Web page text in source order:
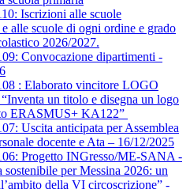
Iscrizioni alle scuole
alle scuole di ogni ordine e grado
2026/2027.
Convocazione dipartimenti -
: Elaborato vincitore LOGO
un titolo e disegna un logo
ERASMUS+ KA122”
Uscita anticipata per Assemblea
docente e Ata – 16/12/2025
Progetto INGresso/ME-SANA -
sostenibile per Messina 2026: un
della VI circoscrizione” -